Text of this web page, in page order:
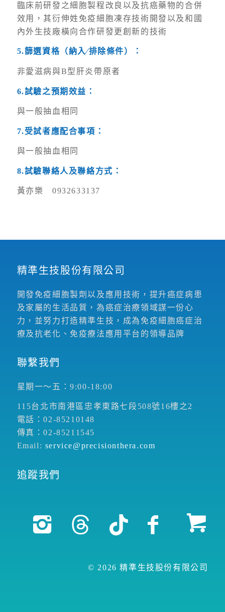
臨床前研發之細胞製程改良以及抗癌藥物的合併
效用，其衍伸姓免疫細胞凍存技術開發以及和國
內外生技廠橫向合作研發更創新的技術
5.篩選資格（納入∕排除條件）：
非愛滋病與B型肝炎帶原者
6.試驗之預期效益：
與一般抽血相同
7.受試者應配合事項：
與一般抽血相同
8.試驗聯絡人及聯絡方式：
黃亦樂 0932633137
精準生技股份有限公司
開發免疫細胞製劑以及應用技術，提升癌症病患
及家屬的生活品質，為癌症治療領域謀一份心
力，並努力打造精準生技，成為免疫細胞癌症治
療及抗老化、免疫療法應用平台的領導品牌
聯繫我們
星期一～五：9:00-18:00
115台北市南港區忠孝東路七段508號16樓之2
電話：02-85210148
傳真：02-85211545
Email: service@precisionthera.com
追蹤我們
© 2026 精準生技股份有限公司